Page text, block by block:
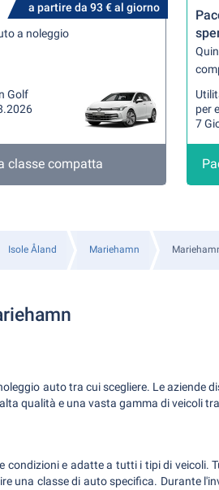
a partire da 93 € al giorno
a noleggio
Golf
classe compatta
per
7
Isole Åland Mariehamn
auto tra cui scegliere. Le aziende
qualità e una vasta gamma di veicoli
condizioni e adatte a tutti i tipi di veicoli.
una classe di auto specifica. Durante